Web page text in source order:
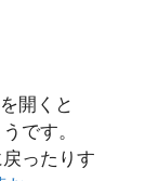
開くと
うです。
ったりす